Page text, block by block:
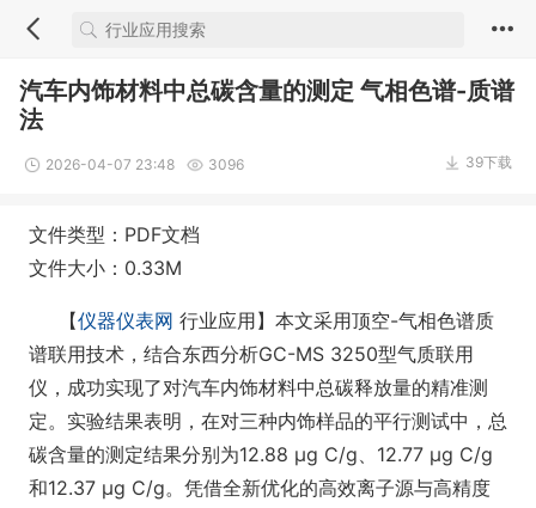
汽车内饰材料中总碳含量的测定 气相色谱-质谱
法
2026-04-07 23:48 3096 39下载
文件类型：PDF文档
文件大小：0.33M
【仪器仪表网 行业应用】本文采用顶空-气相色谱质
谱联用技术，结合东西分析GC-MS 3250型气质联用
仪，成功实现了对汽车内饰材料中总碳释放量的精准测
定。实验结果表明，在对三种内饰样品的平行测试中，总
碳含量的测定结果分别为12.88 μg C/g、12.77 μg C/g
和12.37 μg C/g。凭借全新优化的高效离子源与高精度